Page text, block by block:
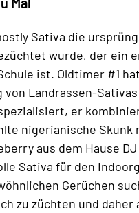
Sativa die
wurde, der ein
ist. Oldtimer #1
von Landrassen-
er
nigerianische Skunk
aus dem Hause
Sativa für den
Gerüchen
zu züchten und daher